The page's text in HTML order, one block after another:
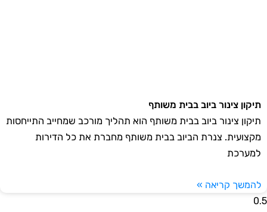
תיקון צינור ביוב בבית משותף
תיקון צינור ביוב בבית משותף הוא תהליך מורכב שמחייב התייחסות
מקצועית. צנרת הביוב בבית משותף מחברת את כל הדירות
למערכת
להמשך קריאה »